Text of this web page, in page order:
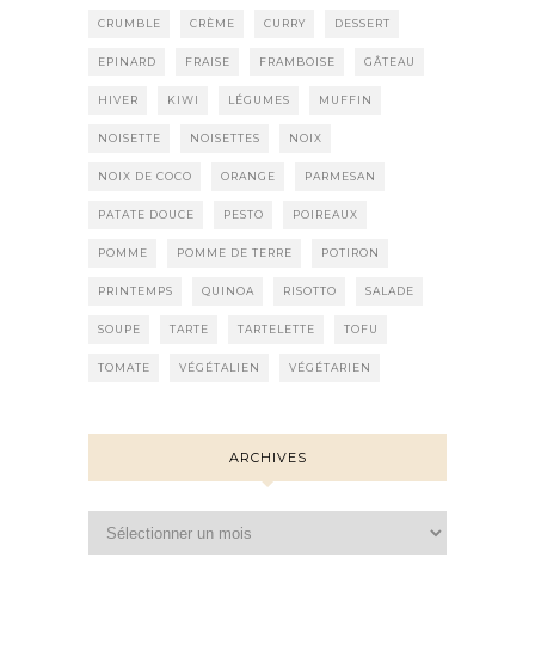
CRUMBLE CRÈME CURRY DESSERT
EPINARD FRAISE FRAMBOISE GÂTEAU
HIVER KIWI LÉGUMES MUFFIN
NOISETTE NOISETTES NOIX
NOIX DE COCO ORANGE PARMESAN
PATATE DOUCE PESTO POIREAUX
POMME POMME DE TERRE POTIRON
PRINTEMPS QUINOA RISOTTO SALADE
SOUPE TARTE TARTELETTE TOFU
TOMATE VÉGÉTALIEN VÉGÉTARIEN
ARCHIVES